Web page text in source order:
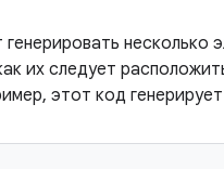
несколько
их следует
этот код